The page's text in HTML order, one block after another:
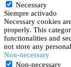
Necessary
Siempre activado
Necessary cookies
properly. This
functionalities and
not store any
Non-necessary
Non-necessary